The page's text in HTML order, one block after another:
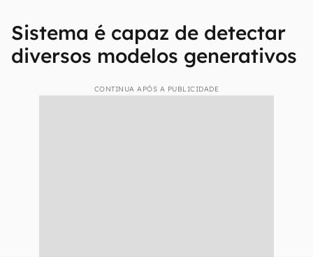
Sistema é capaz de detectar
diversos modelos generativos
CONTINUA APÓS A PUBLICIDADE